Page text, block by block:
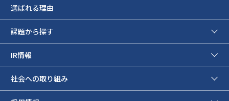
選ばれる理由
課題から探す
IR情報
社会への取り組み